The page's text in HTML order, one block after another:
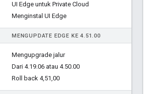
UI Edge untuk Private Cloud
Menginstal UI Edge
MENGUPDATE EDGE KE 4. 51 .00
Mengupgrade jalur
Dari 4.19.06 atau 4.50.00
Roll back 4,51,00